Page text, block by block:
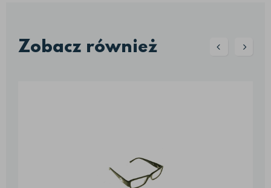
Zobacz również